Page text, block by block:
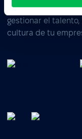
Software de
gestionar el
cultura de tu